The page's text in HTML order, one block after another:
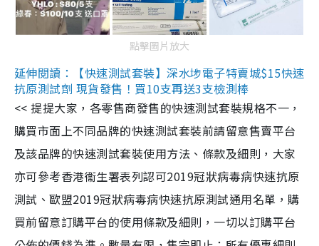
點擊圖片放大
延伸閱讀：【快速測試套裝】深水埗電子特賣城$15快速
抗原測試劑 現貨發售！買10支再送3支檢測棒
<< 提提大家，各零售商發售的快速測試套裝規格不一，
購買市面上不同品牌的快速測試套裝前請留意售賣平台
及該品牌的快速測試套裝使用方法、條款及細則，大家
亦可參考香港衞生署表列認可2019冠狀病毒病快速抗原
測試、歐盟2019冠狀病毒病快速抗原測試通用名單，購
買前留意訂購平台的使用條款及細則，一切以訂購平台